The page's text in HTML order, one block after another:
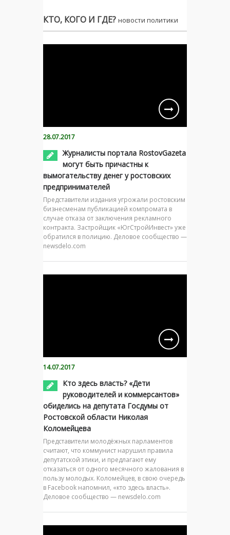
КТО, КОГО И ГДЕ? новости политики
28.07.2017
Журналисты портала RostovGazeta
могут быть причастны к
вымогательству денег у ростовских
предпринимателей
Представители издания угрожали ростовским
бизнесменам публикацией компромата в
случае отказа от заключения рекламного
контракта. Застройщик «ЮгСтройИнвест» уже
обратился в полицию. Деловое сообщество —
newsdelo.com
14.07.2017
Кто здесь власть? «Дети
руководителей и коммерсантов»
обиделись на депутата Госдумы от
Ростовской области Николая
Коломейцева
Представители молодёжных парламентов
считают, что коммунист нарушил правила
депутатской этики, и предлагают ему
отказаться от одного месячного жалования в
пользу молодых. Коломейцев, в свою очередь
в Facebook напомнил, «кто здесь власть».
Деловое сообщество — newsdelo.com